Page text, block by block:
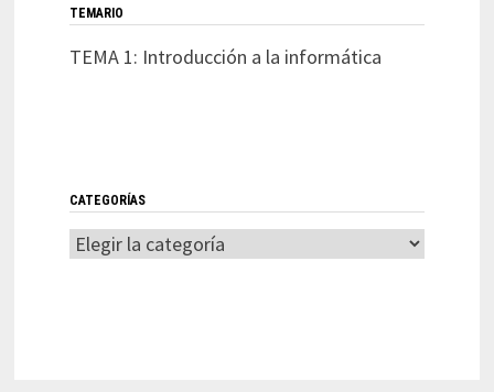
TEMARIO
TEMA 1: Introducción a la informática
CATEGORÍAS
Categorías